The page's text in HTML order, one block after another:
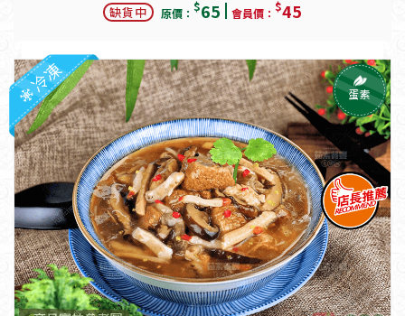
缺貨中 原價： $65 會員價： $45
冷凍 蛋素